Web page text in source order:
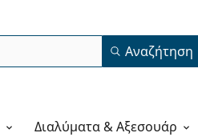
Αναζήτηση
Διαλύματα & Αξεσουάρ